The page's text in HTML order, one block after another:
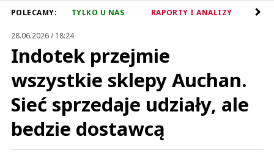
POLECAMY: TYLKO U NAS RAPORTY I ANALIZY
28.06.2026 / 18:24
Indotek przejmie
wszystkie sklepy Auchan.
Sieć sprzedaje udziały, ale
bedzie dostawcą